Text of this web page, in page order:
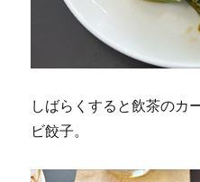
しばらくすると飲茶のカ
ビ餃子。